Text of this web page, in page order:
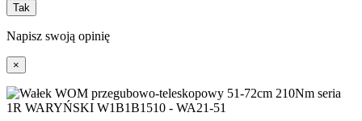
Tak
Napisz swoją opinię
×